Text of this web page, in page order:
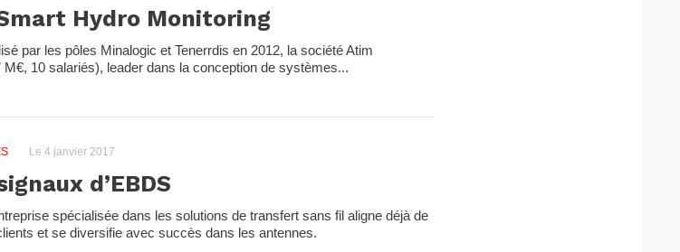
Hydro Monitoring
par les pôles Minalogic et Tenerrdis en 2012, la société Atim
10 salariés), leader dans la conception de systèmes...
Le 4 janvier 2017
d’EBDS
spécialisée dans les solutions de transfert sans fil aligne déjà de
et se diversifie avec succès dans les antennes.